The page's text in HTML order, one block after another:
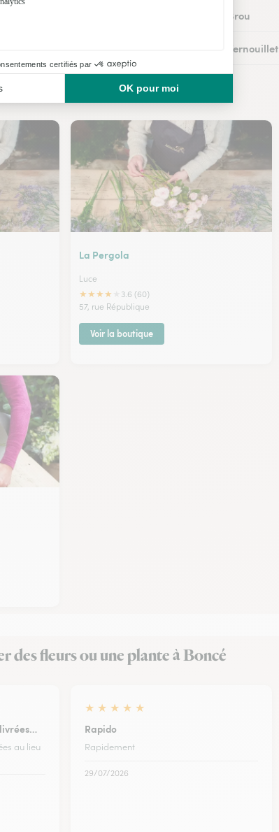
Fleuristes à Brou
Fleuristes à Vernouillet
fleuristes à Boncé
La Pergola
Luce
★★★★
3.6 (60)
57, rue République
Voir la boutique
des fleurs ou une plante à Boncé
au lieu
★ ★ ★ ★ ★
Rapido
Rapidement
29/07/2026